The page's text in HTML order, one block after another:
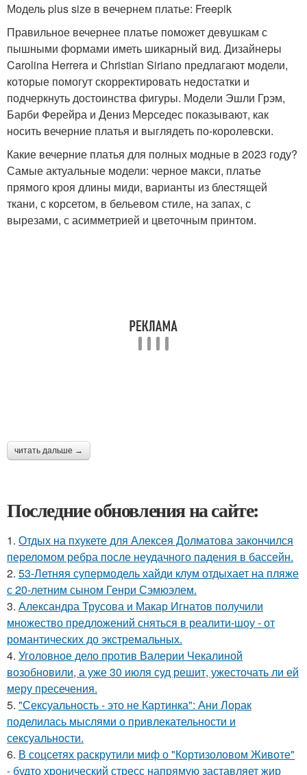
Модель plus size в вечернем платье: Freepik
Правильное вечернее платье поможет девушкам с
пышными формами иметь шикарный вид. Дизайнеры
Carolina Herrera и Christian Siriano предлагают модели,
которые помогут скорректировать недостатки и
подчеркнуть достоинства фигуры. Модели Эшли Грэм,
Барби Ферейра и Дениз Мерседес показывают, как
носить вечерние платья и выглядеть по-королевски.
Какие вечерние платья для полных модные в 2023 году?
Самые актуальные модели: черное макси, платье
прямого кроя длины миди, варианты из блестящей
ткани, с корсетом, в бельевом стиле, на запах, с
вырезами, с асимметрией и цветочным принтом.
читать дальше →
Последние обновления на сайте:
1. Отдых на пхукете для Алексея Долматова закончился
переломом ребра после неудачного падения в бассейн.
2. 53-Летняя супермодель хайди клум отдыхает на пляже
с 20-летним сыном Генри Сэмюэлем.
3. Александра Трусова и Макар Игнатов получили
множество предложений сняться в реалити-шоу - от
романтических до экстремальных.
4. Уголовное дело против Валерии Чекалиной
возобновили, а уже 30 июля суд решит, ужесточать ли ей
меру пресечения.
5. "Сексуальность - это не Картинка": Ани Лорак
поделилась мыслями о привлекательности и
сексуальности.
6. В соцсетях раскрутили миф о "Кортизоловом Животе"
- будто хронический стресс напрямую заставляет жир